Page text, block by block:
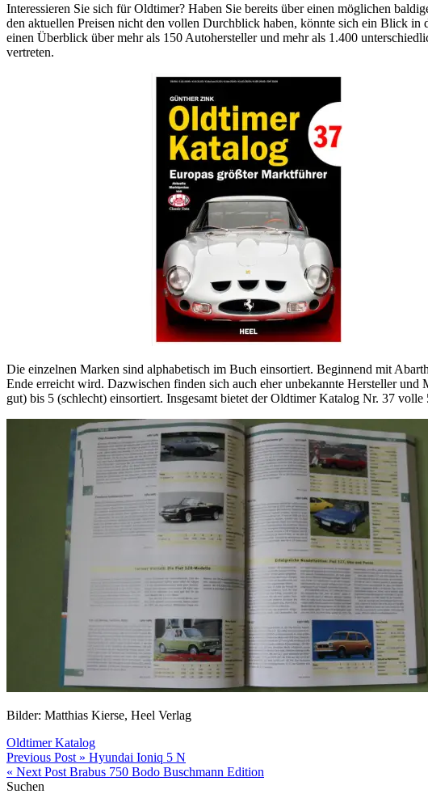
Interessieren Sie sich für Oldtimer? Haben Sie bereits über einen möglichen
den aktuellen Preisen nicht den vollen Durchblick haben, könnte sich ein Blick
einen Überblick über mehr als 150 Autohersteller und mehr als 1.400
vertreten.
Die einzelnen Marken sind alphabetisch im Buch einsortiert. Beginnend mit
Ende erreicht wird. Dazwischen finden sich auch eher unbekannte Hersteller
gut) bis 5 (schlecht) einsortiert. Insgesamt bietet der Oldtimer Katalog Nr. 37
Bilder: Matthias Kierse, Heel Verlag
Oldtimer Katalog
Beitragsnavigation
Previous Post » Hyundai Ioniq 5 N
« Next Post Brabus 750 Bodo Buschmann Edition
Suchen